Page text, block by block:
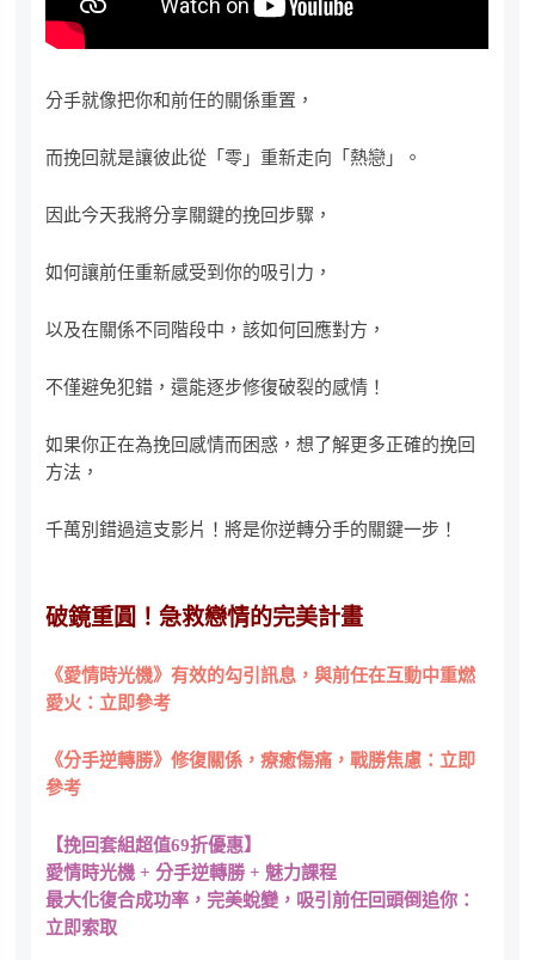
分手就像把你和前任的關係重置，
而挽回就是讓彼此從「零」重新走向「熱戀」。
因此今天我將分享關鍵的挽回步驟，
如何讓前任重新感受到你的吸引力，
以及在關係不同階段中，該如何回應對方，
不僅避免犯錯，還能逐步修復破裂的感情！
如果你正在為挽回感情而困惑，想了解更多正確的挽回
方法，
千萬別錯過這支影片！將是你逆轉分手的關鍵一步！
破鏡重圓！急救戀情的完美計畫
《愛情時光機》有效的勾引訊息，與前任在互動中重燃
愛火：立即參考
《分手逆轉勝》修復關係，療癒傷痛，戰勝焦慮：立即
參考
【挽回套組超值69折優惠】
愛情時光機 + 分手逆轉勝 + 魅力課程
最大化復合成功率，完美蛻變，吸引前任回頭倒追你：
立即索取